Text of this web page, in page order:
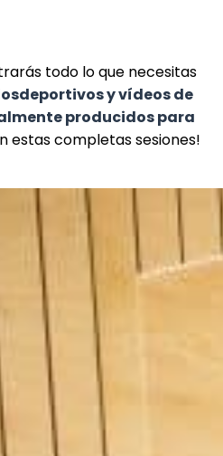
todo lo que necesitas
deportivos y vídeos de
producidos para
estas completas sesiones!